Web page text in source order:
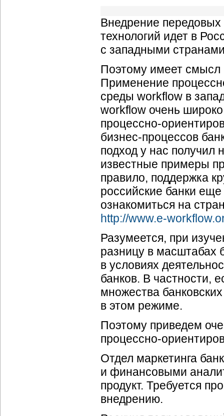
Внедрение
технологий идет в
с западными
Поэтому имеет смысл
Применение
среды workflow в
workflow очень широко
процессно-
бизнес-процессов
подход у нас получил
известные примеры
правило, поддержка
российские банки
ознакомиться на
http://www.e-workflow
Разумеется, при
разницу в масштабах
в условиях
банков. В частности,
множества
в этом режиме.
Поэтому приведем
процессно-
Отдел маркетинга
и финансовыми
продукт. Требуется
внедрению.